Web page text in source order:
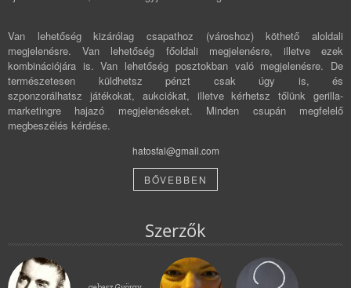
Van lehetőség kizárólag csapathoz (városhoz) köthető aloldali
megjelenésre. Van lehetőség főoldali megjelenésre, illetve ezek
kombinációjára is. Van lehetőség posztokban való megjelenésre. De
természetesen küldhetsz pénzt csak úgy is, és
szponzorálhatsz játékokat, aukciókat, illetve kérhetsz tőlünk gerilla-
marketingre hajazó megjelenéseket. Minden csupán megfelelő
megbeszélés kérdése.
hatosfal@gmail.com
BŐVEBBEN
Szerzők